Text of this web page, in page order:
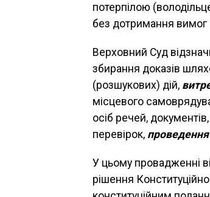
потерпілою
без дотримання
Верховний Суд
збирання доказів
(розшукових) дій,
місцевого
осіб речей,
перевірок,
У цьому провадженні
рішення